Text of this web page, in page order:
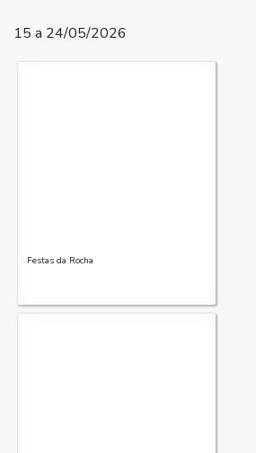
15 a 24/05/2026
Festas da Rocha